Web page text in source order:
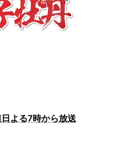
よる7時から放送